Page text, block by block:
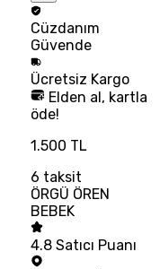
Cüzdanım
Güvende
Ücretsiz Kargo
Elden al, kartla
öde!
1.500 TL
6 taksit
ÖRGÜ ÖREN
BEBEK
4.8 Satıcı Puanı